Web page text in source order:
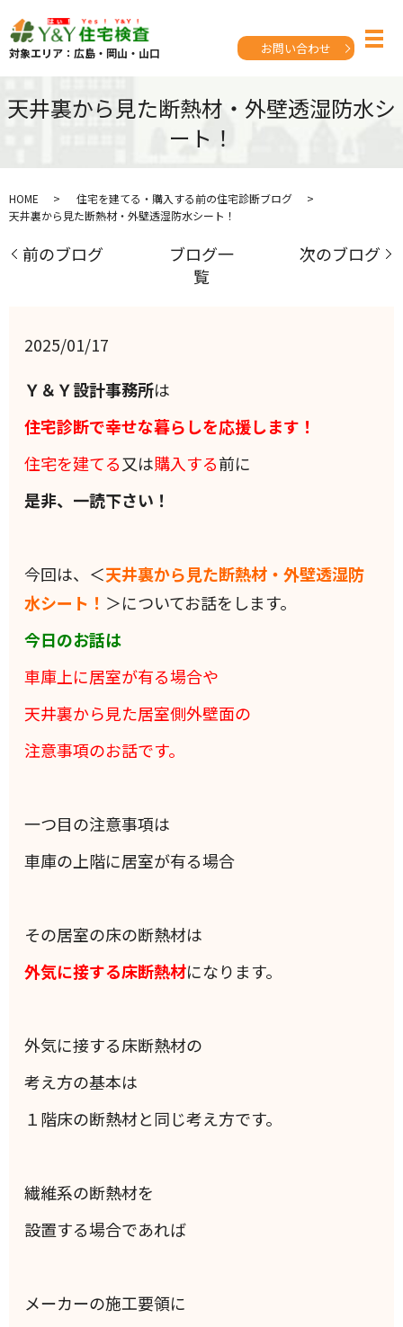
対象エリア：広島・岡山・山口 お問い合わせ
天井裏から見た断熱材・外壁透湿防水シ
ート！
HOME
住宅を建てる・購入する前の住宅診断ブログ
天井裏から見た断熱材・外壁透湿防水シート！
前のブログ
ブログ一
覧
次のブログ
2025/01/17
Ｙ＆Ｙ設計事務所は
住宅診断で幸せな暮らしを応援します！
住宅を建てる又は購入する前に
是非、一読下さい！
今回は、＜天井裏から見た断熱材・外壁透湿防
水シート！ ＞についてお話をします。
今日のお話は
車庫上に居室が有る場合や
天井裏から見た居室側外壁面の
注意事項のお話です。
一つ目の注意事項は
車庫の上階に居室が有る場合
その居室の床の断熱材は
外気に接する床断熱材になります。
外気に接する床断熱材の
考え方の基本は
１階床の断熱材と同じ考え方です。
繊維系の断熱材を
設置する場合であれば
メーカーの施工要領に